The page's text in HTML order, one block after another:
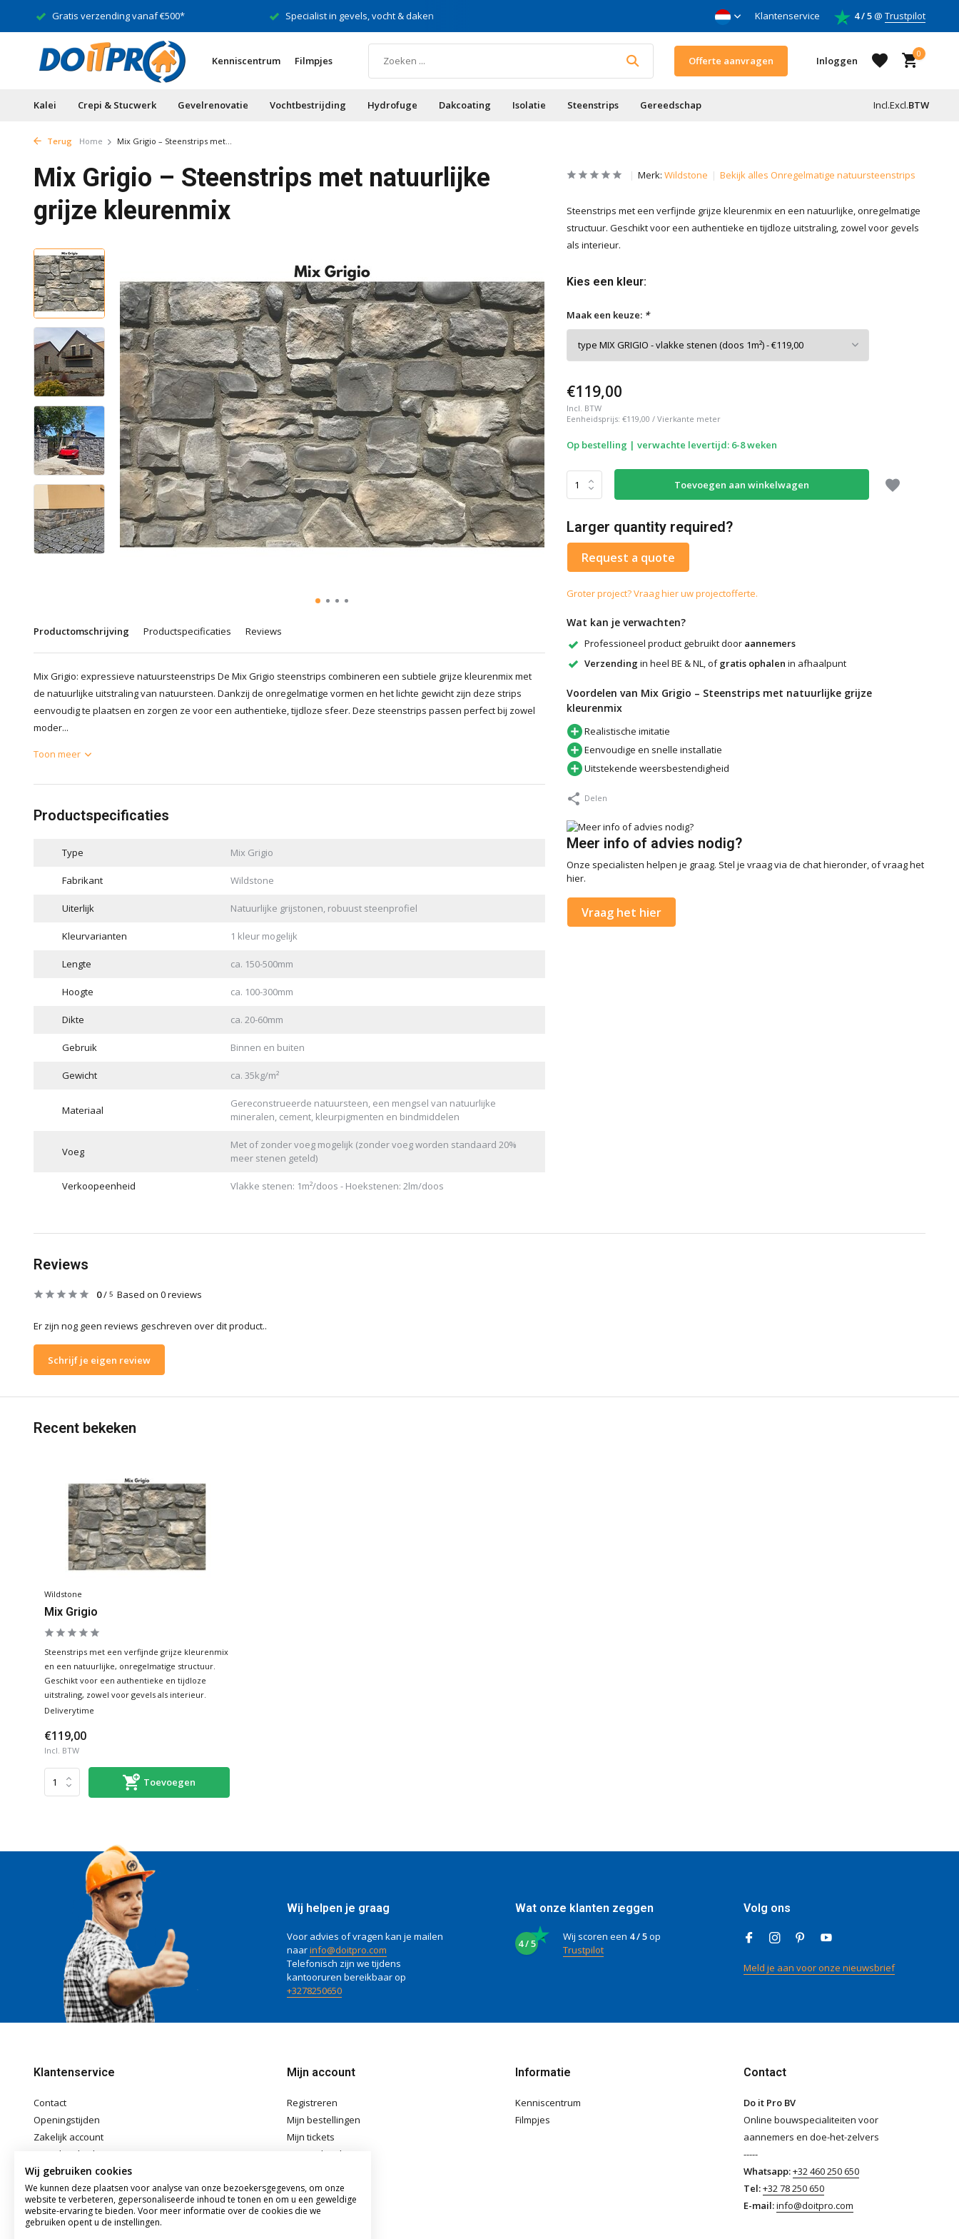
Gratis verzending vanaf €500* Specialist in gevels, vocht & daken Klantenservice 4 / 5@ Trustpilot
Kenniscentrum Filmpjes Offerte aanvragen Inloggen
0
Kalei Crepi & Stucwerk Gevelrenovatie Vochtbestrijding Hydrofuge Dakcoating Isolatie Steenstrips Gereedschap Incl.Excl.BTW
Terug Home Mix Grigio – Steenstrips met...
Mix Grigio – Steenstrips met natuurlijke
grijze kleurenmix
Productomschrijving Productspecificaties Reviews
Mix Grigio: expressieve natuursteenstrips De Mix Grigio steenstrips combineren een subtiele grijze kleurenmix met
de natuurlijke uitstraling van natuursteen. Dankzij de onregelmatige vormen en het lichte gewicht zijn deze strips
eenvoudig te plaatsen en zorgen ze voor een authentieke, tijdloze sfeer. Deze steenstrips passen perfect bij zowel
moder...
Toon meer
Productspecificaties
Type Mix Grigio
Fabrikant Wildstone
Uiterlijk Natuurlijke grijstonen, robuust steenprofiel
Kleurvarianten 1 kleur mogelijk
Lengte ca. 150-500mm
Hoogte ca. 100-300mm
Dikte ca. 20-60mm
Gebruik Binnen en buiten
Gewicht ca. 35kg/m²
Materiaal
Gereconstrueerde natuursteen, een mengsel van natuurlijke
mineralen, cement, kleurpigmenten en bindmiddelen
Voeg
Met of zonder voeg mogelijk (zonder voeg worden standaard 20%
meer stenen geteld)
Verkoopeenheid Vlakke stenen: 1m²/doos - Hoekstenen: 2lm/doos
Merk: Wildstone Bekijk alles Onregelmatige natuursteenstrips
Steenstrips met een verfijnde grijze kleurenmix en een natuurlijke, onregelmatige
structuur. Geschikt voor een authentieke en tijdloze uitstraling, zowel voor gevels
als interieur.
Kies een kleur:
Maak een keuze: *
€119,00
Incl. BTW
Eenheidsprijs: €119,00 / Vierkante meter
Op bestelling | verwachte levertijd: 6-8 weken
Toevoegen aan winkelwagen
Larger quantity required?
Request a quote
Groter project? Vraag hier uw projectofferte.
Wat kan je verwachten?
Professioneel product gebruikt door aannemers
Verzending in heel BE & NL, ofgratis ophalen in afhaalpunt
Voordelen van Mix Grigio – Steenstrips met natuurlijke grijze
kleurenmix
Realistische imitatie
Eenvoudige en snelle installatie
Uitstekende weersbestendigheid
Delen
Meer info of advies nodig?
Onze specialisten helpen je graag. Stel je vraag via de chat hieronder, of vraag het
hier.
Vraag het hier
Reviews
0/ 5 Based on 0 reviews
Er zijn nog geen reviews geschreven over dit product..
Schrijf je eigen review
Recent bekeken
Wildstone
Mix Grigio
Steenstrips met een verfijnde grijze kleurenmix
en een natuurlijke, onregelmatige structuur.
Geschikt voor een authentieke en tijdloze
uitstraling, zowel voor gevels als interieur.
Deliverytime
€119,00
Incl. BTW
Toevoegen
Wij helpen je graag
Voor advies of vragen kan je mailen
naarinfo@doitpro.com
Telefonisch zijn we tijdens
kantooruren bereikbaar op
+3278250650
Wat onze klanten zeggen
4 / 5
Wij scoren een 4 / 5op
Trustpilot
Volg ons
Meld je aan voor onze nieuwsbrief
Klantenservice
Contact
Openingstijden
Zakelijk account
Betaalmethoden
Verzenden & Afhalen
Algemene voorwaarden
Disclaimer
Privacybeleid
Mijn account
Registreren
Mijn bestellingen
Mijn tickets
Mijn verlanglijst
Informatie
Kenniscentrum
Filmpjes
Contact
Do it Pro BV
Online bouwspecialiteiten voor
aannemers en doe-het-zelvers
-----
Whatsapp:+32 460 250 650
Tel:+32 78 250 650
E-mail:info@doitpro.com
Wij gebruiken cookies
We kunnen deze plaatsen voor analyse van onze bezoekersgegevens, om onze
website te verbeteren, gepersonaliseerde inhoud te tonen en om u een geweldige
website-ervaring te bieden. Voor meer informatie over de cookies die we
gebruiken opent u de instellingen.